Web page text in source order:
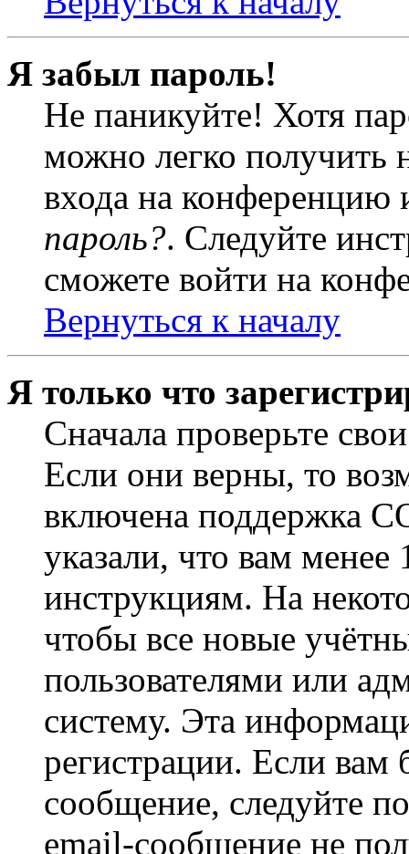
Я забыл пароль!
Не паникуйте! Хотя
можно легко получить
входа на
пароль?. Следуйте
сможете войти на
Вернуться к началу
Я только что
Сначала проверьте
Если они верны, то
включена поддержка
указали, что вам
инструкциям. На
чтобы все новые
пользователями или
систему. Эта
регистрации. Если
сообщение, следуйте
email-сообщение не